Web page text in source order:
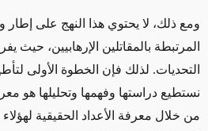
ومع ذلك، لا يحتوي هذا النهج على إطار
المرتبطة بالمقاتلين الإرهابيين، حيث
التحديات. لذلك فإن الخطوة الأولى
نستطيع دراستها وفهمها وتحليلها هو
من خلال معرفة الأعداد الحقيقية لهؤلاء